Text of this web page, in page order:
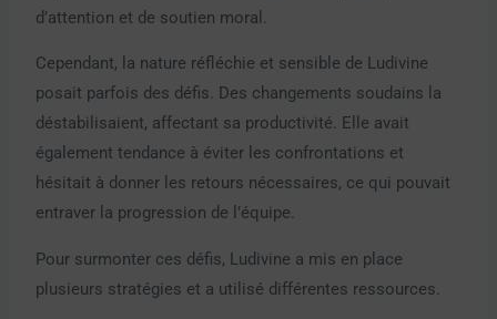
d’attention et de soutien moral.
Cependant, la nature réfléchie et sensible de Ludivine
posait parfois des défis. Des changements soudains la
déstabilisaient, affectant sa productivité. Elle avait
également tendance à éviter les confrontations et
hésitait à donner les retours nécessaires, ce qui pouvait
entraver la progression de l’équipe.
Pour surmonter ces défis, Ludivine a mis en place
plusieurs stratégies et a utilisé différentes ressources.